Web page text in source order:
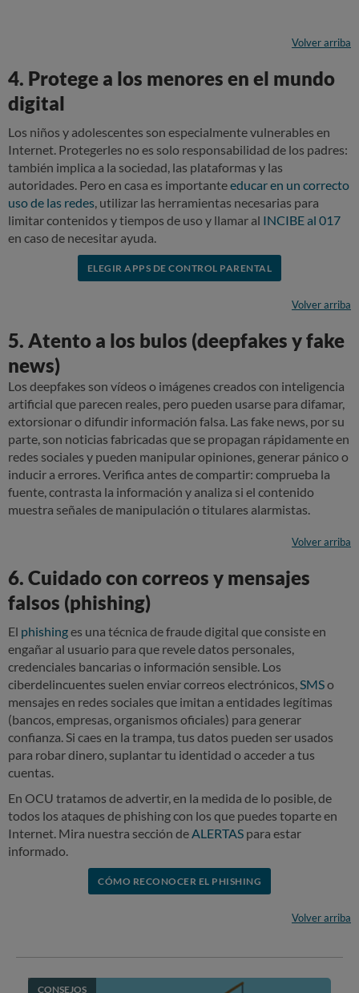
Volver arriba
4. Protege a los menores en el mundo
digital
Los niños y adolescentes son especialmente vulnerables en
Internet. Protegerles no es solo responsabilidad de los padres:
también implica a la sociedad, las plataformas y las
autoridades. Pero en casa es importanteeducar en un correcto
uso de las redes, utilizar las herramientas necesarias para
limitar contenidos y tiempos de uso y llamar al INCIBE al 017
en caso de necesitar ayuda.
ELEGIR APPS DE CONTROL PARENTAL
Volver arriba
5. Atento a los bulos (deepfakes y fake
news)
Los deepfakes son vídeos o imágenes creados con inteligencia
artificial que parecen reales, pero pueden usarse para difamar,
extorsionar o difundir información falsa. Las fake news, por su
parte, son noticias fabricadas que se propagan rápidamente en
redes sociales y pueden manipular opiniones, generar pánico o
inducir a errores. Verifica antes de compartir: comprueba la
fuente, contrasta la información y analiza si el contenido
muestra señales de manipulación o titulares alarmistas.
Volver arriba
6. Cuidado con correos y mensajes
falsos (phishing)
El phishinges una técnica de fraude digital que consiste en
engañar al usuario para que revele datos personales,
credenciales bancarias o información sensible. Los
ciberdelincuentes suelen enviar correos electrónicos,SMSo
mensajes en redes sociales que imitan a entidades legítimas
(bancos, empresas, organismos oficiales) para generar
confianza. Si caes en la trampa, tus datos pueden ser usados
para robar dinero, suplantar tu identidad o acceder a tus
cuentas.
En OCU tratamos de advertir, en la medida de lo posible, de
todos los ataques de phishing con los que puedes toparte en
Internet. Mira nuestra sección deALERTAS para estar
informado.
CÓMO RECONOCER EL PHISHING
Volver arriba
CONSEJOS